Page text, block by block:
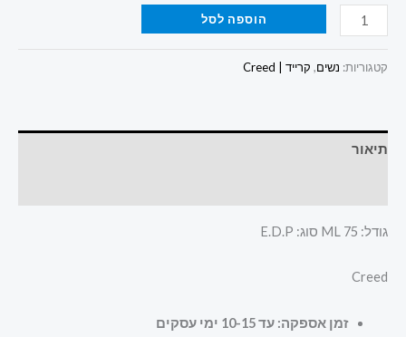
הוספה לסל
קטגוריות: נשים, קרייד | Creed
תיאור
גודל: 75 ML סוג: E.D.P
Creed
זמן אספקה: עד 10-15 ימי עסקים